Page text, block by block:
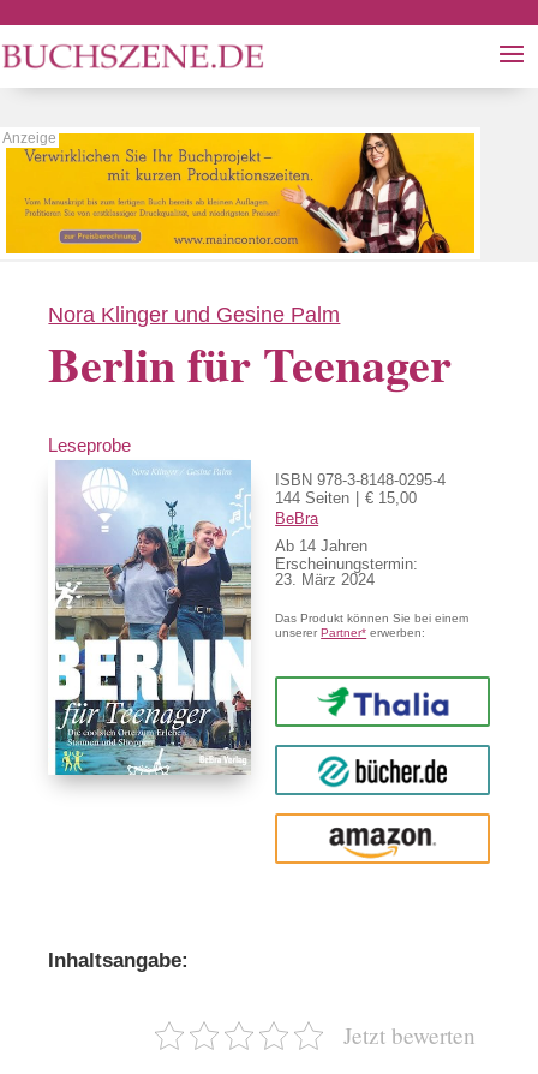
Nora Klinger und Gesine Palm
Berlin für Teenager
Leseprobe
ISBN 978-3-8148-0295-4
144 Seiten
€ 15,00
BeBra
Ab 14
Erscheinungstermin:
23. März 2024
Das Produkt können Sie bei einem
unsererPartner* erwerben:
Thalia
buecher.de
Amazon
Inhaltsangabe:
Jetzt bewerten